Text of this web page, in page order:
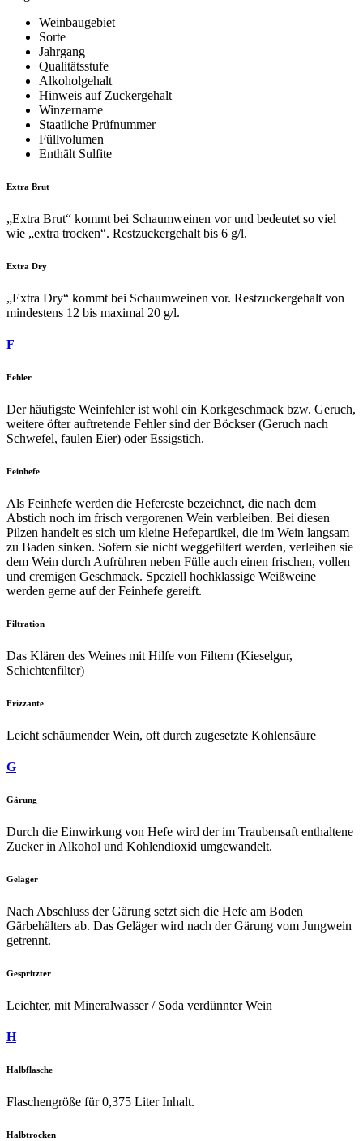
Weinbaugebiet
Sorte
Jahrgang
Qualitätsstufe
Alkoholgehalt
Hinweis auf Zuckergehalt
Winzername
Staatliche Prüfnummer
Füllvolumen
Enthält Sulfite
Extra Brut
„Extra Brut“ kommt bei Schaumweinen vor und bedeutet so viel
wie „extra trocken“. Restzuckergehalt bis 6 g/l.
Extra Dry
„Extra Dry“ kommt bei Schaumweinen vor. Restzuckergehalt von
mindestens 12 bis maximal 20 g/l.
F
Fehler
Der häufigste Weinfehler ist wohl ein Korkgeschmack bzw. Geruch,
weitere öfter auftretende Fehler sind der Böckser (Geruch nach
Schwefel, faulen Eier) oder Essigstich.
Feinhefe
Als Feinhefe werden die Hefereste bezeichnet, die nach dem
Abstich noch im frisch vergorenen Wein verbleiben. Bei diesen
Pilzen handelt es sich um kleine Hefepartikel, die im Wein langsam
zu Baden sinken. Sofern sie nicht weggefiltert werden, verleihen sie
dem Wein durch Aufrühren neben Fülle auch einen frischen, vollen
und cremigen Geschmack. Speziell hochklassige Weißweine
werden gerne auf der Feinhefe gereift.
Filtration
Das Klären des Weines mit Hilfe von Filtern (Kieselgur,
Schichtenfilter)
Frizzante
Leicht schäumender Wein, oft durch zugesetzte Kohlensäure
G
Gärung
Durch die Einwirkung von Hefe wird der im Traubensaft enthaltene
Zucker in Alkohol und Kohlendioxid umgewandelt.
Geläger
Nach Abschluss der Gärung setzt sich die Hefe am Boden
Gärbehälters ab. Das Geläger wird nach der Gärung vom Jungwein
getrennt.
Gespritzter
Leichter, mit Mineralwasser / Soda verdünnter Wein
H
Halbflasche
Flaschengröße für 0,375 Liter Inhalt.
Halbtrocken